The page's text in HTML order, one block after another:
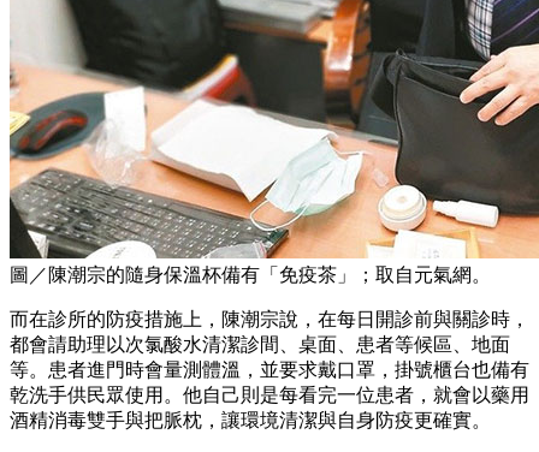
圖／陳潮宗的隨身保溫杯備有「免疫茶」；取自元氣網。
而在診所的防疫措施上，陳潮宗說，在每日開診前與關診時，
都會請助理以次氯酸水清潔診間、桌面、患者等候區、地面
等。患者進門時會量測體溫，並要求戴口罩，掛號櫃台也備有
乾洗手供民眾使用。他自己則是每看完一位患者，就會以藥用
酒精消毒雙手與把脈枕，讓環境清潔與自身防疫更確實。